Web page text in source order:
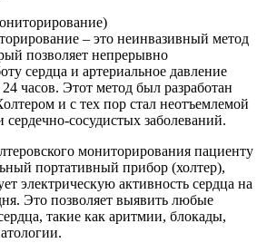
– это неинвазивный метод
позволяет непрерывно
сердца и артериальное давление
часов. Этот метод был разработан
и с тех пор стал неотъемлемой
сердечно-сосудистых заболеваний.
мониторирования пациенту
портативный прибор (холтер),
электрическую активность сердца на
Это позволяет выявить любые
такие как аритмии, блокады,